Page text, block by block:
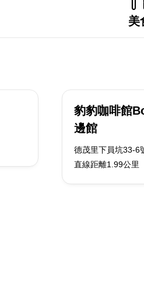
美
豹豹咖啡館
邊館
德茂里下員坑33-6
直線距離1.99公里